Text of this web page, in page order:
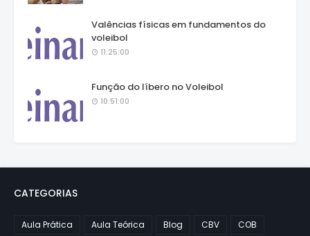
Valências físicas em fundamentos do
voleibol
11:25:00
Função do líbero no Voleibol
10:51:00
CATEGORIAS
Aula Prática Aula Teórica Blog CBV
COB